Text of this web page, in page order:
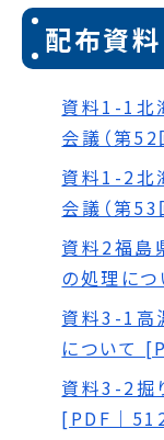
配布資料
資料1-1北
会議（第
資料1-2北
会議（第
資料2福島
の処理に
資料3-1高
について
資料3-2掘
[PDF｜